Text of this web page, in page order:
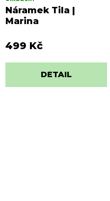
Náramek Tila |
Marina
499 Kč
DETAIL